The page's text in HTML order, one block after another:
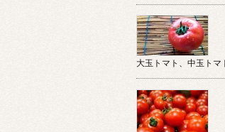
大玉トマト、中玉トマ